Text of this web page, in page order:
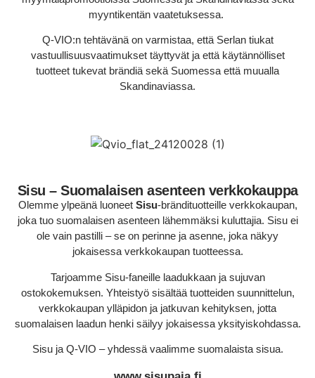
myyntikentän vaatetuksessa.
Q-VIO:n tehtävänä on varmistaa, että Serlan tiukat
vastuullisuusvaatimukset täyttyvät ja että käytännölliset
tuotteet tukevat brändiä sekä Suomessa että muualla
Skandinaviassa.
Sisu – Suomalaisen asenteen verkkokauppa
Olemme ylpeänä luoneet Sisu-brändituotteille verkkokaupan,
joka tuo suomalaisen asenteen lähemmäksi kuluttajia. Sisu ei
ole vain pastilli – se on perinne ja asenne, joka näkyy
jokaisessa verkkokaupan tuotteessa.
Tarjoamme Sisu-faneille laadukkaan ja sujuvan
ostokokemuksen. Yhteistyö sisältää tuotteiden suunnittelun,
verkkokaupan ylläpidon ja jatkuvan kehityksen, jotta
suomalaisen laadun henki säilyy jokaisessa yksityiskohdassa.
Sisu ja Q-VIO – yhdessä vaalimme suomalaista sisua.